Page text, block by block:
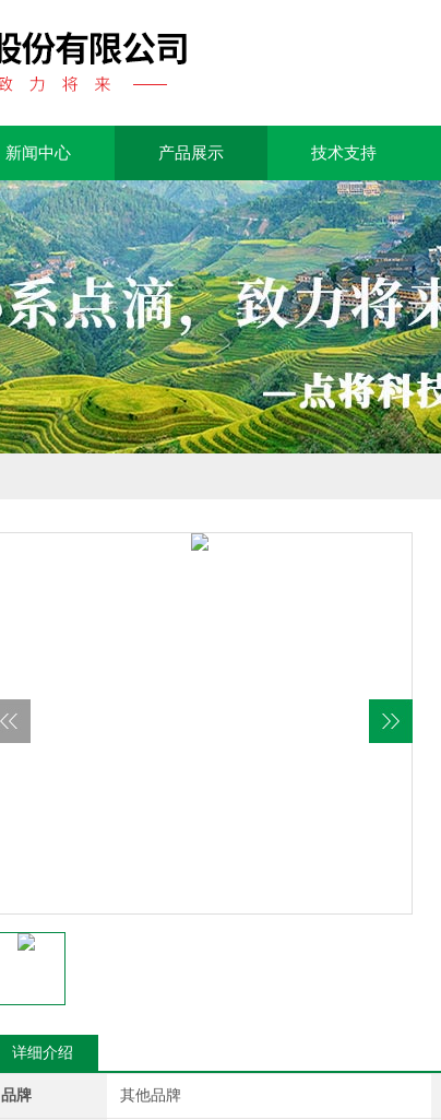
新闻中心 产品展示 技术支持
详细介绍
品牌 其他品牌